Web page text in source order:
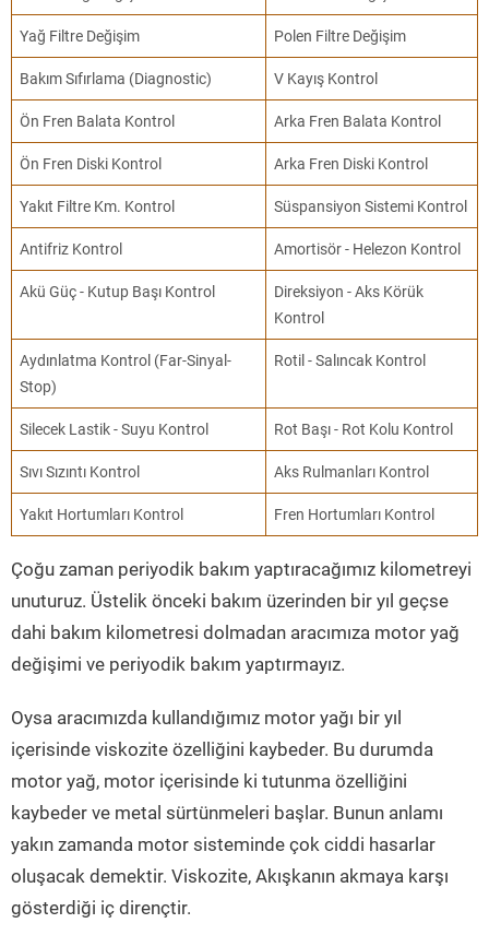
Yağ Filtre Değişim Polen Filtre Değişim
Bakım Sıfırlama (Diagnostic) V Kayış Kontrol
Ön Fren Balata Kontrol Arka Fren Balata Kontrol
Ön Fren Diski Kontrol Arka Fren Diski Kontrol
Yakıt Filtre Km. Kontrol Süspansiyon Sistemi Kontrol
Antifriz Kontrol Amortisör - Helezon Kontrol
Akü Güç - Kutup Başı Kontrol
Direksiyon - Aks Körük
Kontrol
Aydınlatma Kontrol (Far-Sinyal-
Stop)
Rotil - Salıncak Kontrol
Silecek Lastik - Suyu Kontrol Rot Başı - Rot Kolu Kontrol
Sıvı Sızıntı Kontrol Aks Rulmanları Kontrol
Yakıt Hortumları Kontrol Fren Hortumları Kontrol
Çoğu zaman periyodik bakım yaptıracağımız kilometreyi
unuturuz. Üstelik önceki bakım üzerinden bir yıl geçse
dahi bakım kilometresi dolmadan aracımıza motor yağ
değişimi ve periyodik bakım yaptırmayız.
Oysa aracımızda kullandığımız motor yağı bir yıl
içerisinde viskozite özelliğini kaybeder. Bu durumda
motor yağ, motor içerisinde ki tutunma özelliğini
kaybeder ve metal sürtünmeleri başlar. Bunun anlamı
yakın zamanda motor sisteminde çok ciddi hasarlar
oluşacak demektir. Viskozite, Akışkanın akmaya karşı
gösterdiği iç dirençtir.